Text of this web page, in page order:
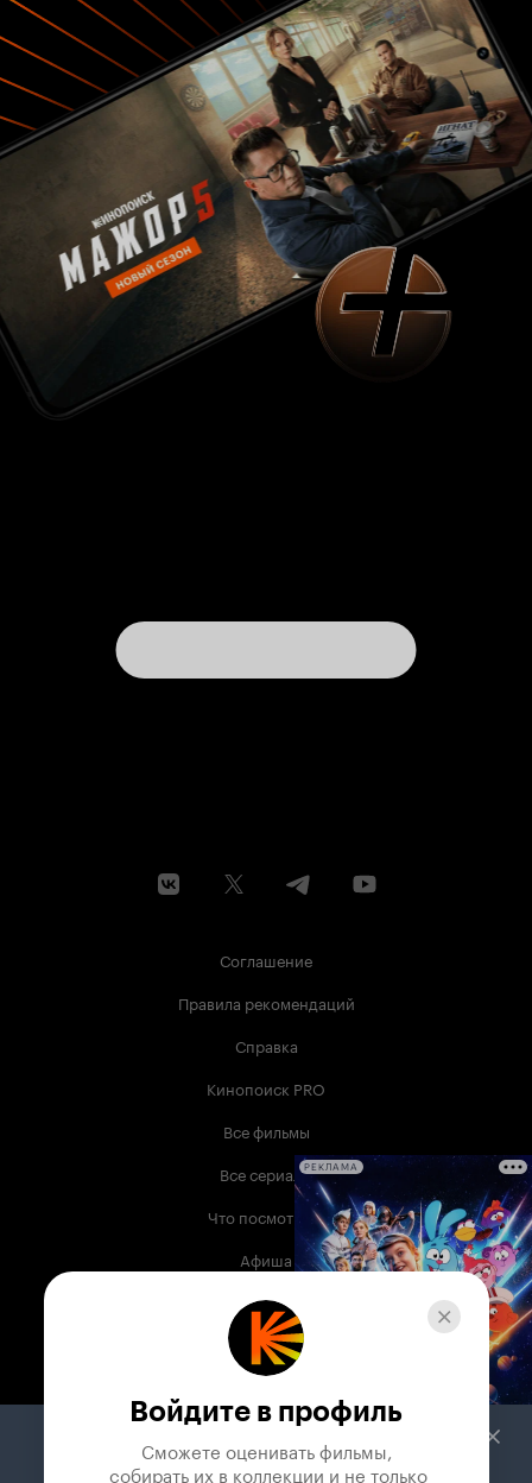
Соглашение
Правила рекомендаций
Справка
Кинопоиск PRO
Все фильмы
Все сериалы
Что посмотреть
Афиша
Музыка
Телепрограмма
Служба поддержки
РЕКЛАМА
Войдите в профиль
Сможете оценивать фильмы,
собирать их в коллекции и не только